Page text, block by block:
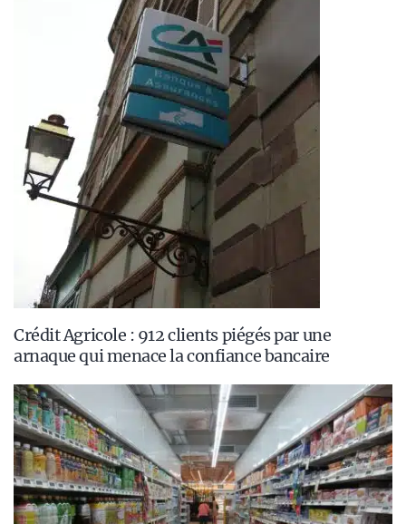
Crédit Agricole : 912 clients piégés par une
arnaque qui menace la confiance bancaire